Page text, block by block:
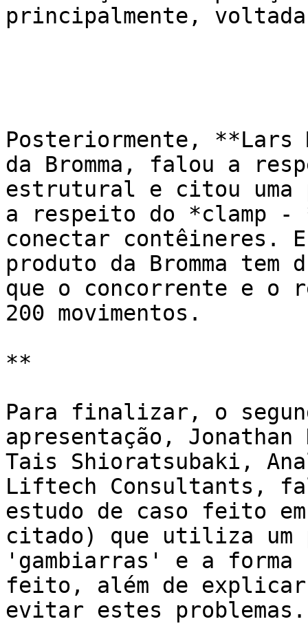
principalmente,
Posteriormente,
da Bromma, falou a
estrutural e citou uma
a respeito do *clamp -
conectar contêineres.
produto da Bromma
que o concorrente e o
200 movimentos.
**
Para finalizar, o
apresentação,
Tais Shioratsubaki,
Liftech Consultants,
estudo de caso feito
citado) que utiliza um
'gambiarras' e a forma
feito, além de
evitar estes problemas.